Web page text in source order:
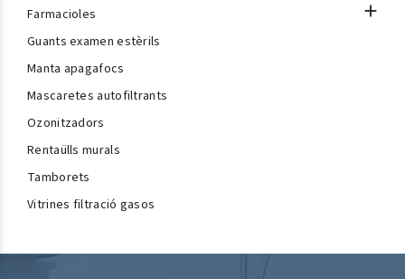
Farmacioles

Guants examen estèrils
Manta apagafocs
Mascaretes autofiltrants
Ozonitzadors
Rentaülls murals
Tamborets
Vitrines filtració gasos